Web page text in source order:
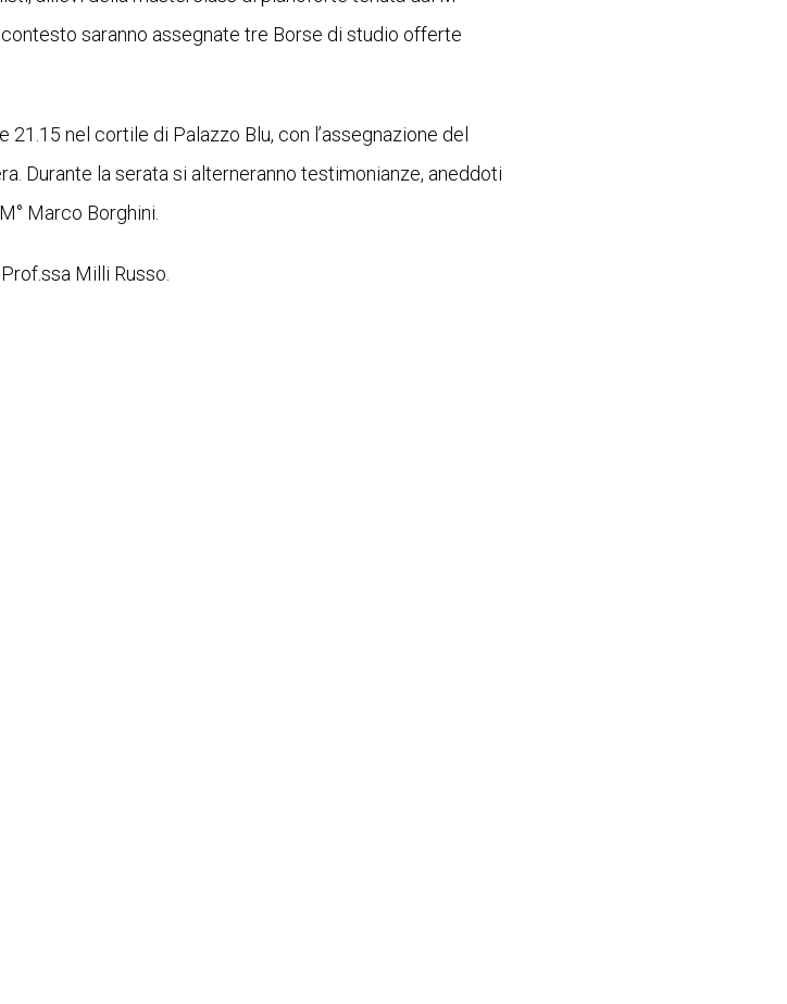
saranno assegnate tre Borse di studio offerte
21.15 nel cortile di Palazzo Blu, con l’assegnazione del
Durante la serata si alterneranno testimonianze, aneddoti
Marco Borghini.
Milli Russo.